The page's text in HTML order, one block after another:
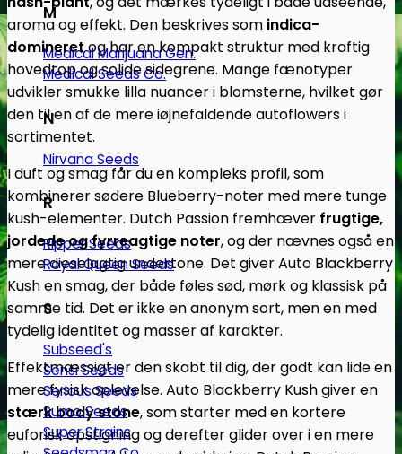
M
Medical Marijuana Gen.
Medical Seeds Co.
N
Nirvana Seeds
R
Ripper Seeds
Royal Queen Seeds
S
Subseed's
Sensi Seeds
Serious Seeds
Sumo Seeds
Super Strains
aroma og effekt. Den beskrives som indica-
domineretog har en kompakt struktur med kraftig
hovedtop og solide sidegrene. Mange fænotyper
udvikler smukke lilla nuancer i blomsterne, hvilket gør
den til en af de mere iøjnefaldende autoflowers i
sortimentet.
I duft og smag får du en kompleks profil, som
kombinerer sødere Blueberry-noter med mere tunge
kush-elementer. Dutch Passion fremhæver frugtige,
jordede og fyrreagtige noter, og der nævnes også en
mere dieselagtig undertone. Det giver Auto Blackberry
Kush en smag, der både føles sød, mørk og klassisk på
samme tid. Det er ikke en anonym sort, men en med
tydelig identitet og masser af karakter.
Effektmæssigt er den skabt til dig, der godt kan lide en
mere fysisk oplevelse. Auto Blackberry Kush giver en
stærk body stone, som starter med en kortere
euforisk opstigning og derefter glider over i en mere